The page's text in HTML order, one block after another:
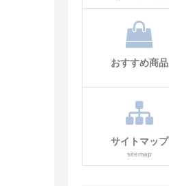
おすすめ商品
サイトマップ
sitemap